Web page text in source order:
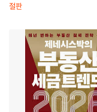
절판